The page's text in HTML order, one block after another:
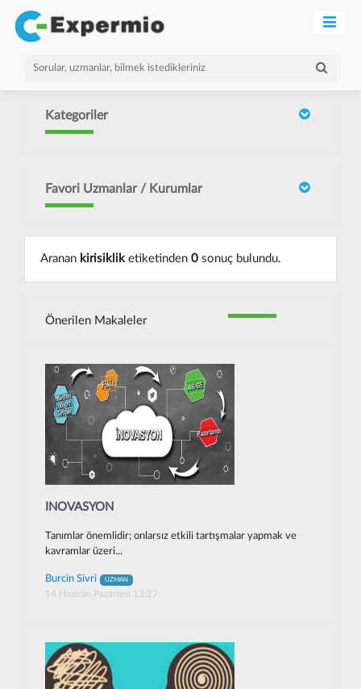
Kategoriler
Favori Uzmanlar / Kurumlar
Aranan kirisikliketiketinden 0sonuç bulundu.
Önerilen Makaleler
INOVASYON
Tanımlar önemlidir; onlarsız etkili tartışmalar yapmak ve
kavramlar üzeri...
Burcin Sivri UZMAN
14 Haziran Pazartesi 13:27